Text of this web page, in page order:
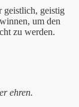
geistlich, geistig
um den
zu werden.
ehren.